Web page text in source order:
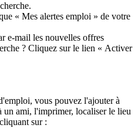
« Mes alertes emploi » de votre
e-mail les nouvelles offres
? Cliquez sur le lien « Activer
vous pouvez l'ajouter à
un ami, l'imprimer, localiser le lieu
sur :